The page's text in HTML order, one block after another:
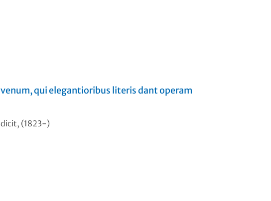
qui elegantioribus literis dant operam
(1823-)